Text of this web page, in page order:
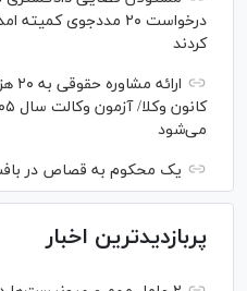
درخواست‌ ۲۰ مددجوی
کردند
می‌شود
یک محکوم به قصاص در
پربازدیدترین اخبار